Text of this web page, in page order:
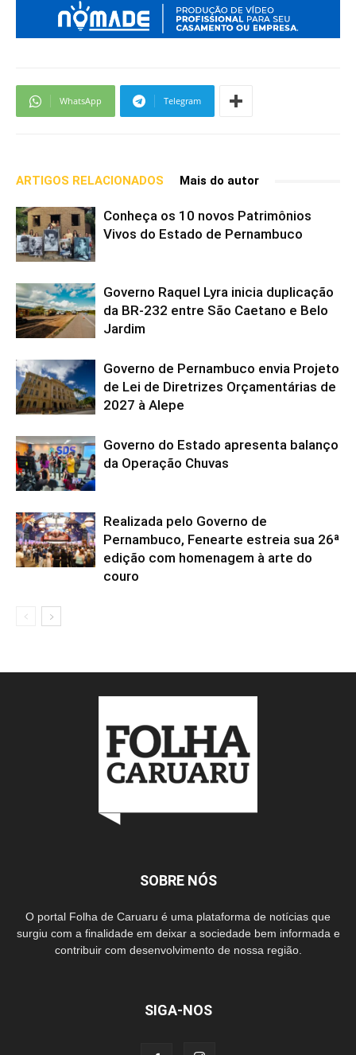
WhatsApp Telegram
ARTIGOS RELACIONADOS Mais do autor
Conheça os 10 novos Patrimônios
Vivos do Estado de Pernambuco
Governo Raquel Lyra inicia duplicação
da BR-232 entre São Caetano e Belo
Jardim
Governo de Pernambuco envia Projeto
de Lei de Diretrizes Orçamentárias de
2027 à Alepe
Governo do Estado apresenta balanço
da Operação Chuvas
Realizada pelo Governo de
Pernambuco, Fenearte estreia sua 26ª
edição com homenagem à arte do
couro
SOBRE NÓS
O portal Folha de Caruaru é uma plataforma de notícias que
surgiu com a finalidade em deixar a sociedade bem informada e
contribuir com desenvolvimento de nossa região.
SIGA-NOS